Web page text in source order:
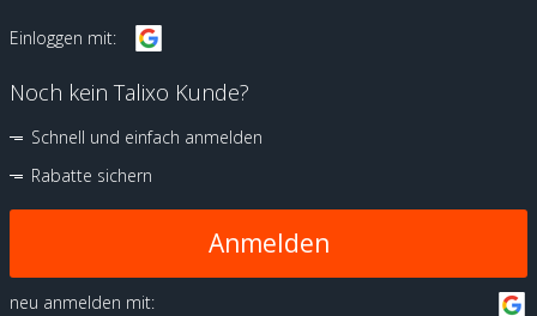
Einloggen mit:
Noch kein Talixo Kunde?
Schnell und einfach anmelden
Rabatte sichern
Anmelden
neu anmelden mit: